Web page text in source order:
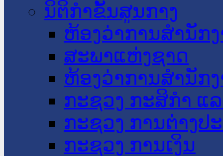
ນິຕິກໍາຂັ້ນສູນກາງ
ຫ້ອງວ່າການສໍານັກ
ສະພາແຫ່ງຊາດ
ຫ້ອງວ່າການສຳນັກ
ກະຊວງ ກະສິກຳ ແ
ກະຊວງ ການຕ່າງປ
ກະຊວງ ການເງິນ